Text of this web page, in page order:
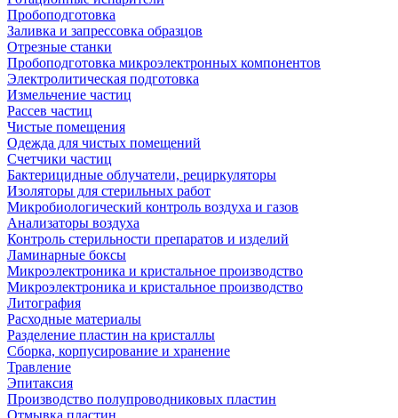
Пробоподготовка
Заливка и запрессовка образцов
Отрезные станки
Пробоподготовка микроэлектронных компонентов
Электролитическая подготовка
Измельчение частиц
Рассев частиц
Чистые помещения
Одежда для чистых помещений
Счетчики частиц
Бактерицидные облучатели, рециркуляторы
Изоляторы для стерильных работ
Микробиологический контроль воздуха и газов
Анализаторы воздуха
Контроль стерильности препаратов и изделий
Ламинарные боксы
Микроэлектроника и кристальное производство
Микроэлектроника и кристальное производство
Литография
Расходные материалы
Разделение пластин на кристаллы
Сборка, корпусирование и хранение
Травление
Эпитаксия
Производство полупроводниковых пластин
Отмывка пластин